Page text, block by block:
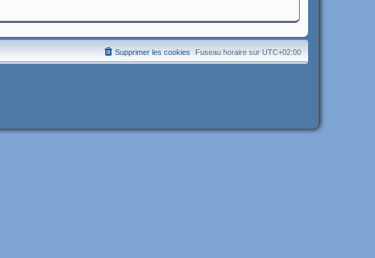
Fuseau horaire sur UTC+02:00
Supprimer les cookies